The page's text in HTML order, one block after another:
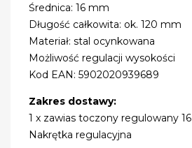
Średnica: 16 mm
Długość całkowita: ok. 120 mm
Materiał: stal ocynkowana
Możliwość regulacji wysokości
Kod EAN: 5902020939689
Zakres dostawy:
1 x zawias toczony regulowany 16
Nakrętka regulacyjna